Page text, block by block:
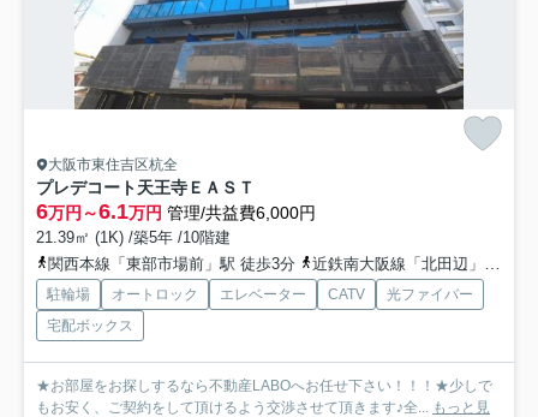
大阪市東住吉区杭全
プレデコート天王寺ＥＡＳＴ
6万円～6.1万円 管理/共益費6,000円
21.39㎡ (1K) /築5年 /10階建
関西本線「東部市場前」駅 徒歩3分
近鉄南大阪線「北田辺」駅 徒歩19分
駐輪場 オートロック エレベーター CATV
光ファイバー
宅配ボックス
★お部屋をお探しするなら不動産LABOへお任せ下さい！！！★少しで
もお安く、ご契約をして頂けるよう交渉させて頂きます♪全... もっと見